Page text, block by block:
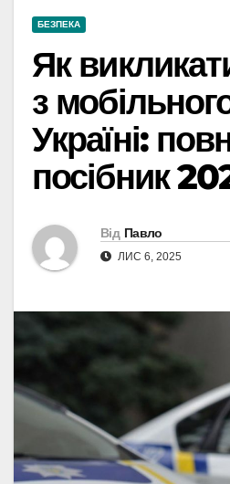
БЕЗПЕКА
Як
з
Україні:
посібник
Від Павло
ЛИС 6, 2025